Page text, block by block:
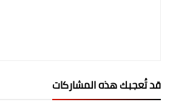
قد تُعجبك هذه المشاركات